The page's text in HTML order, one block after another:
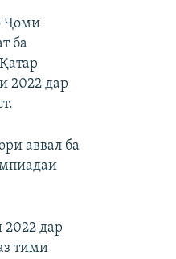
Ҷоми
ба
2022 дар
аввал ба
2022 дар
тими